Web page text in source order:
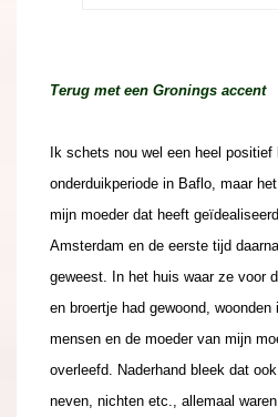
Terug met een Gronings accent
Ik schets nou wel een heel positief
onderduikperiode in Baflo, maar
mijn moeder dat heeft
Amsterdam en de eerste tijd
geweest. In het huis waar ze voor
en broertje had gewoond,
mensen en de moeder van mijn
overleefd. Naderhand bleek dat
neven, nichten etc., allemaal